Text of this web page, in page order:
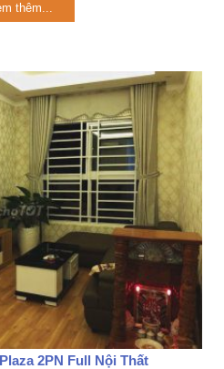
thêm...
2PN Full Nội Thất